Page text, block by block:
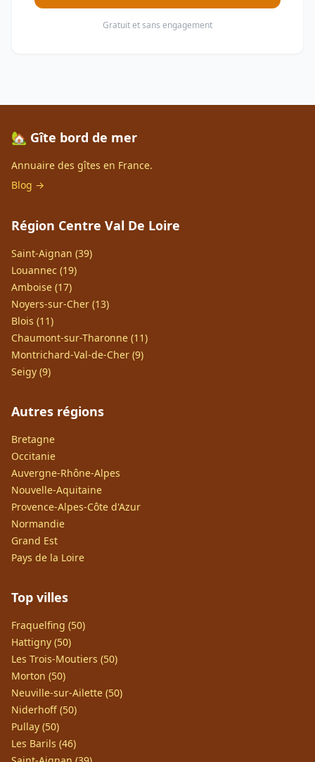
Gratuit et sans engagement
🏡 Gîte bord de mer
Annuaire des gîtes en France.
Blog →
Région Centre Val De Loire
Saint-Aignan (39)
Louannec (19)
Amboise (17)
Noyers-sur-Cher (13)
Blois (11)
Chaumont-sur-Tharonne (11)
Montrichard-Val-de-Cher (9)
Seigy (9)
Autres régions
Bretagne
Occitanie
Auvergne-Rhône-Alpes
Nouvelle-Aquitaine
Provence-Alpes-Côte d'Azur
Normandie
Grand Est
Pays de la Loire
Top villes
Fraquelfing (50)
Hattigny (50)
Les Trois-Moutiers (50)
Morton (50)
Neuville-sur-Ailette (50)
Niderhoff (50)
Pullay (50)
Les Barils (46)